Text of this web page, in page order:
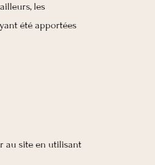
les
été apportées
au site en utilisant